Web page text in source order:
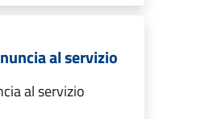
al servizio
al servizio